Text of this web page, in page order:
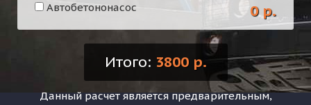
Автобетононасос 0 р.
Итого: 3800 р.
Данный расчет является предварительным,